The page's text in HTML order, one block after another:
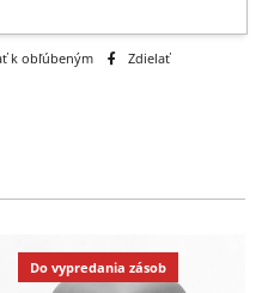
Pridať k obľúbeným Zdielať
Do vypredania zásob